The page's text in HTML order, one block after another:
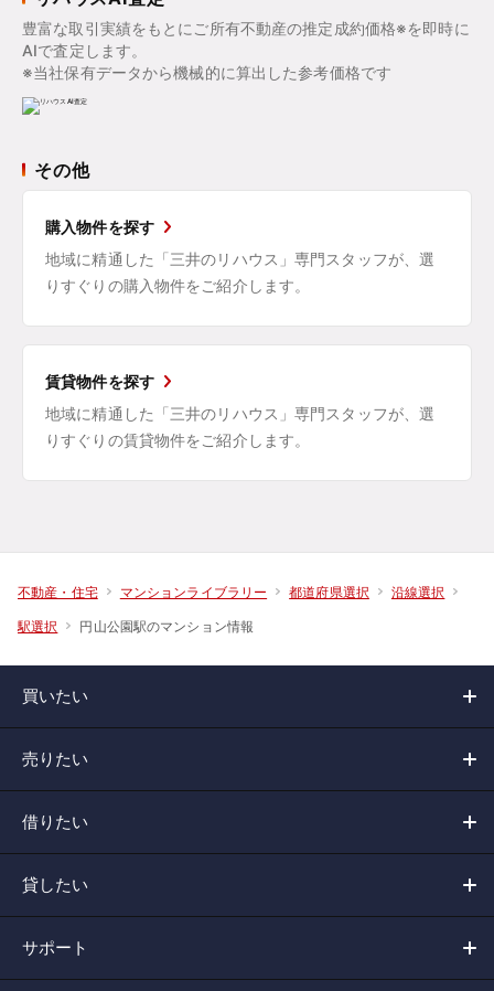
豊富な取引実績をもとにご所有不動産の推定成約価格※を即時に
AIで査定します。
※当社保有データから機械的に算出した参考価格です
その他
購入物件を探す
地域に精通した「三井のリハウス」専門スタッフが、選
りすぐりの購入物件をご紹介します。
賃貸物件を探す
地域に精通した「三井のリハウス」専門スタッフが、選
りすぐりの賃貸物件をご紹介します。
不動産・住宅 マンションライブラリー 都道府県選択 沿線選択
駅選択 円山公園駅のマンション情報
買いたい
売りたい
借りたい
貸したい
サポート